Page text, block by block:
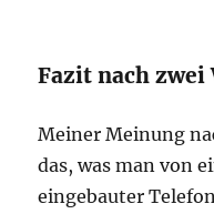
Fazit nach zwei
Meiner Meinung
das, was man von
eingebauter